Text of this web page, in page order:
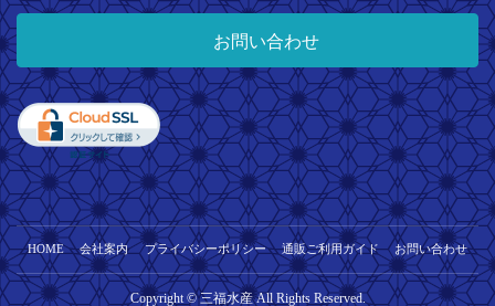
お問い合わせ
HOME 会社案内 プライバシーポリシー 通販ご利用ガイド お問い合わせ
Copyright © 三福水産 All Rights Reserved.